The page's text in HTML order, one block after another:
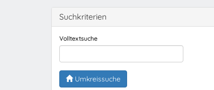
Suchkriterien
Volltextsuche
Umkreissuche